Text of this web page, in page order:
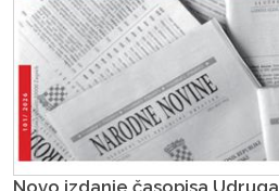
Novo izdanje časopisa